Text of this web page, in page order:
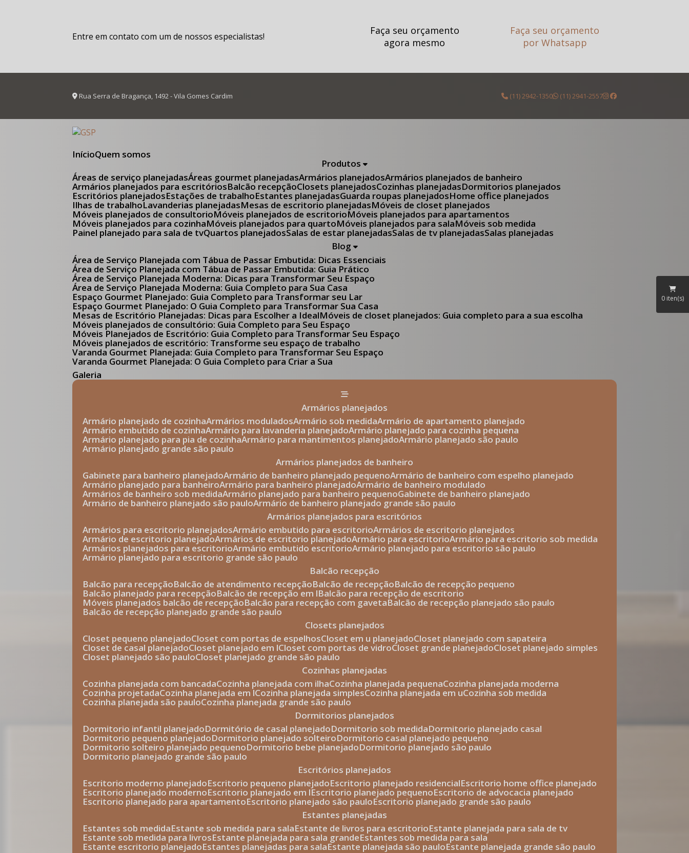
Entre em contato com um de nossos especialistas!
Faça seu orçamento
agora mesmo
Faça seu orçamento
por Whatsapp
Rua Serra de Bragança, 1492 - Vila Gomes Cardim (11) 2942-1350 (11) 2941-2557
Início Quem somos
Produtos
Áreas de serviço planejadas Áreas gourmet planejadas Armários planejados Armários planejados de banheiro
Armários planejados para escritórios Balcão recepção Closets planejados Cozinhas planejadas Dormitorios planejados
Escritórios planejados Estações de trabalho Estantes planejadas Guarda roupas planejados Home office planejados
Ilhas de trabalho Lavanderias planejadas Mesas de escritorio planejadas Móveis de closet planejados
Móveis planejados de consultorio Móveis planejados de escritorio Móveis planejados para apartamentos
Móveis planejados para cozinha Móveis planejados para quarto Móveis planejados para sala Móveis sob medida
Painel planejado para sala de tv Quartos planejados Salas de estar planejadas Salas de tv planejadas Salas planejadas
Blog
Área de Serviço Planejada com Tábua de Passar Embutida: Dicas Essenciais
Área de Serviço Planejada com Tábua de Passar Embutida: Guia Prático
Área de Serviço Planejada Moderna: Dicas para Transformar Seu Espaço
Área de Serviço Planejada Moderna: Guia Completo para Sua Casa
Espaço Gourmet Planejado: Guia Completo para Transformar seu Lar
Espaço Gourmet Planejado: O Guia Completo para Transformar Sua Casa
Mesas de Escritório Planejadas: Dicas para Escolher a Ideal Móveis de closet planejados: Guia completo para a sua escolha
Móveis planejados de consultório: Guia Completo para Seu Espaço
Móveis Planejados de Escritório: Guia Completo para Transformar Seu Espaço
Móveis planejados de escritório: Transforme seu espaço de trabalho
Varanda Gourmet Planejada: Guia Completo para Transformar Seu Espaço
Varanda Gourmet Planejada: O Guia Completo para Criar a Sua
Galeria
armários planejados
armário planejado de cozinha armários modulados armário sob medida armário de apartamento planejado
armário embutido de cozinha armário para lavanderia planejado armário planejado para cozinha pequena
armário planejado para pia de cozinha armário para mantimentos planejado armário planejado são paulo
armário planejado grande são paulo
armários planejados de banheiro
gabinete para banheiro planejado armário de banheiro planejado pequeno armário de banheiro com espelho planejado
armário planejado para banheiro armário para banheiro planejado armário de banheiro modulado
armários de banheiro sob medida armário planejado para banheiro pequeno gabinete de banheiro planejado
armário de banheiro planejado são paulo armário de banheiro planejado grande são paulo
armários planejados para escritórios
armários para escritorio planejados armário embutido para escritorio armários de escritorio planejados
armário de escritorio planejado armários de escritorio planejado armário para escritorio armário para escritorio sob medida
armários planejados para escritorio armário embutido escritorio armário planejado para escritorio são paulo
armário planejado para escritorio grande são paulo
balcão recepção
balcão para recepção
balcão de atendimento recepção balcão de recepção balcão de recepção pequeno
balcão planejado para recepção balcão de recepção em l balcão para recepção de escritorio
móveis planejados balcão de recepção balcão para recepção com gaveta balcão de recepção planejado são paulo
balcão de recepção planejado grande são paulo
closets planejados
closet pequeno planejado closet com portas de espelhos closet em u planejado closet planejado com sapateira
closet de casal planejado closet planejado em l closet com portas de vidro closet grande planejado closet planejado simples
closet planejado são paulo closet planejado grande são paulo
cozinhas planejadas
cozinha planejada com bancada cozinha planejada com ilha cozinha planejada pequena cozinha planejada moderna
cozinha projetada cozinha planejada em l cozinha planejada simples cozinha planejada em u cozinha sob medida
cozinha planejada são paulo cozinha planejada grande são paulo
dormitorios planejados
dormitorio infantil planejado
dormitório de casal planejado dormitorio sob medida dormitorio planejado casal
dormitorio pequeno planejado dormitorio planejado solteiro dormitorio casal planejado pequeno
dormitorio solteiro planejado pequeno dormitorio bebe planejado dormitorio planejado são paulo
dormitorio planejado grande são paulo
escritórios planejados
escritorio moderno planejado escritorio pequeno planejado escritorio planejado residencial escritorio home office planejado
escritorio planejado moderno escritorio planejado em l escritorio planejado pequeno escritorio de advocacia planejado
escritorio planejado para apartamento escritorio planejado são paulo escritorio planejado grande são paulo
estantes planejadas
estantes sob medida estante sob medida para sala estante de livros para escritorio estante planejada para sala de tv
estante sob medida para livros estante planejada para sala grande estantes sob medida para sala
estante escritorio planejado estantes planejadas para sala estante planejada são paulo estante planejada grande são paulo
0 iten(s)